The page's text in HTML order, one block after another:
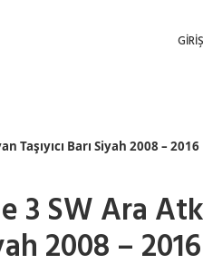
Taşıyıcı Barı Siyah 2008 –
3 SW Ara
2008 –